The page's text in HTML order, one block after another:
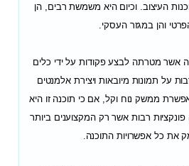
העיצוב. וכיום היא משמשת רבים, הן
והן במגזר העסקי.
אשר מטרתה לבצע פקודות על ידי כלים
על תמונות מיובאות ויצירת אלמנטים
ממשק נוח וקל, אם כי תוכנה זו היא
רבות אשר רק המקצוענים ביותר
את כל אפשרויות התוכנה.